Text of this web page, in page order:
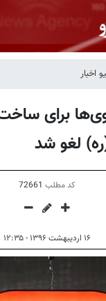
اخبار
برای
لغو شد
کد مطلب 72661
۱۶ اردیبهشت ۱۳۹۶ - ۱۲:۳۵